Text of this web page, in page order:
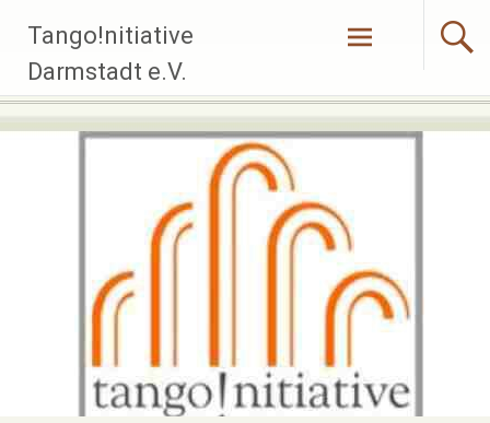
Inhalt
springen
Tango!nitiative
Darmstadt e.V.